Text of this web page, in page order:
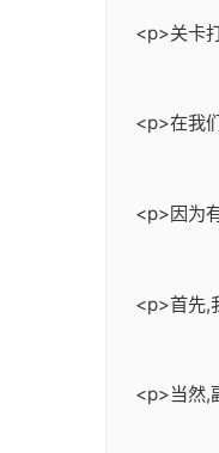
<p>关卡
<p>在我
<p>因为
<p>首先,
<p>当然,